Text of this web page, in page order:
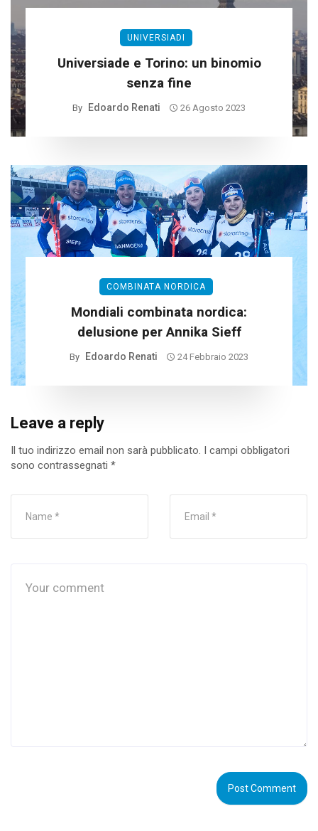
UNIVERSIADI
Universiade e Torino: un binomio
senza fine
By Edoardo Renati 26 Agosto 2023
COMBINATA NORDICA
Mondiali combinata nordica:
delusione per Annika Sieff
By Edoardo Renati 24 Febbraio 2023
Leave a reply
Il tuo indirizzo email non sarà pubblicato. I campi obbligatori
sono contrassegnati *